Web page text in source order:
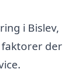
i Bislev,
der